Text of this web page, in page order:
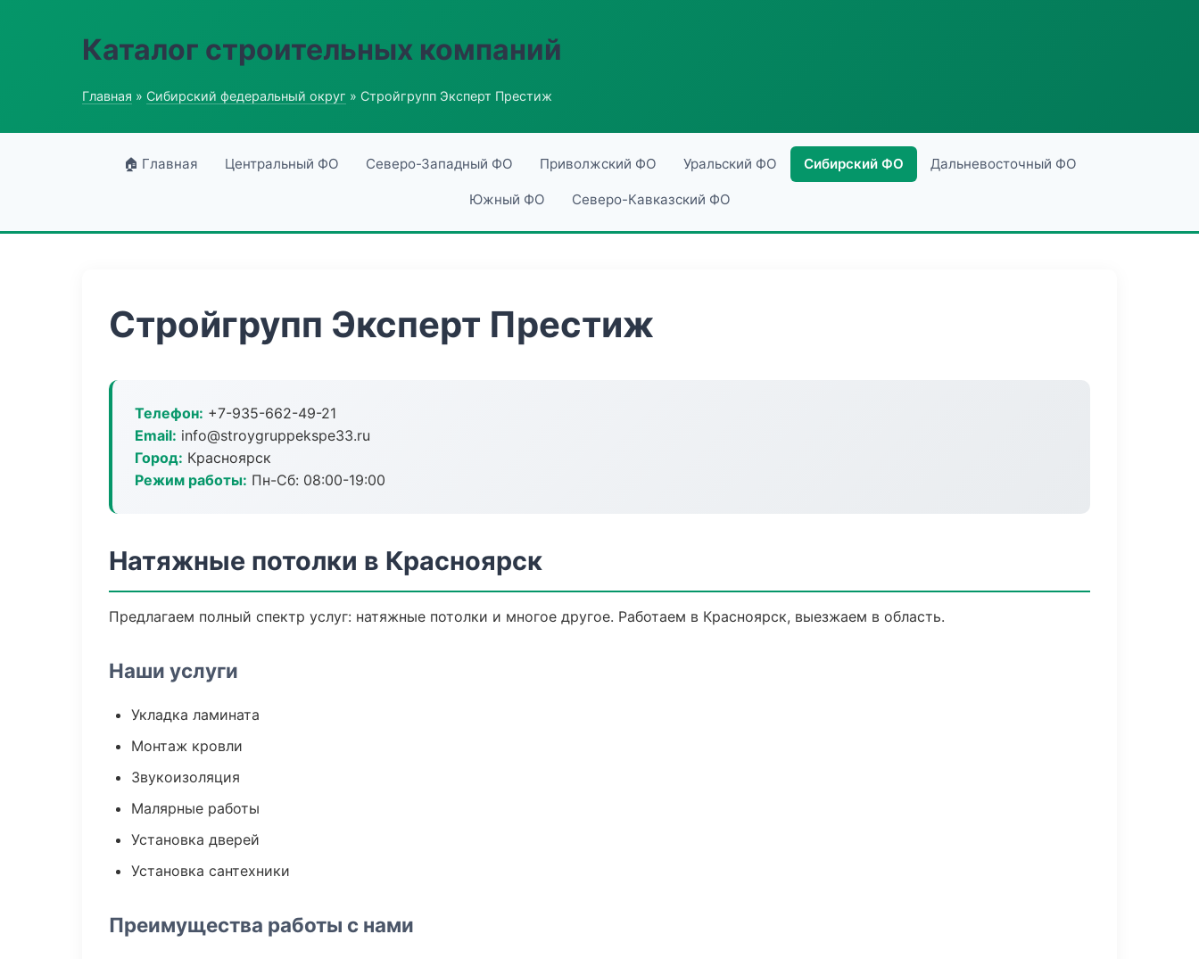
Каталог строительных компаний
Главная » Сибирский федеральный округ » Стройгрупп Эксперт Престиж
🏠 Главная Центральный ФО Северо-Западный ФО Приволжский ФО Уральский ФО Сибирский ФО Дальневосточный ФО
Южный ФО Северо-Кавказский ФО
Стройгрупп Эксперт Престиж
Телефон: +7-935-662-49-21
Email: info@stroygruppekspe33.ru
Город: Красноярск
Режим работы: Пн-Сб: 08:00-19:00
Натяжные потолки в Красноярск
Предлагаем полный спектр услуг: натяжные потолки и многое другое. Работаем в Красноярск, выезжаем в область.
Наши услуги
Укладка ламината
Монтаж кровли
Звукоизоляция
Малярные работы
Установка дверей
Установка сантехники
Преимущества работы с нами